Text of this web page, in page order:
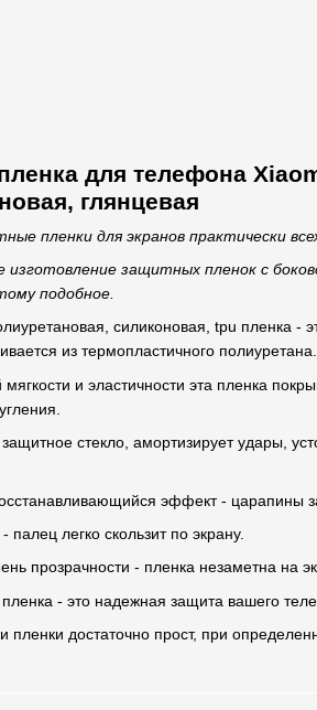
для телефона
глянцевая
пленки для экранов практически
защитных пленок с
подобное.
силиконовая, tpu пленка -
из термопластичного полиуретана.
мягкости и эластичности эта пленка
стекло, амортизирует удары,
эффект - царапины
легко скользит по экрану.
прозрачности - пленка незаметна на
- это надежная защита вашего
пленки достаточно прост, при